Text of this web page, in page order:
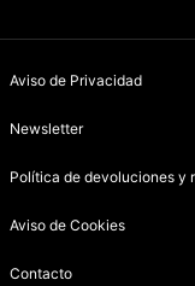
Aviso de Privacidad
Newsletter
Política de devoluciones y
Aviso de Cookies
Contacto